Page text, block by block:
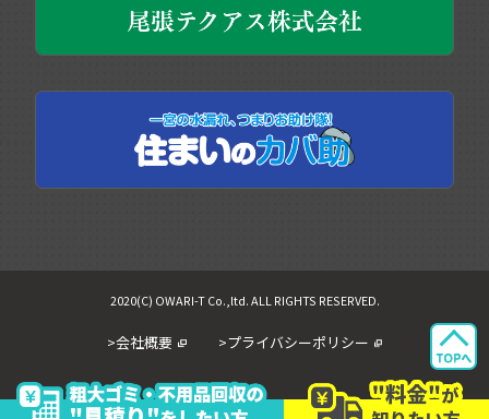
2020(C) OWARI-T Co.,ltd. ALL RIGHTS RESERVED.
>会社概要 >プライバシーポリシー